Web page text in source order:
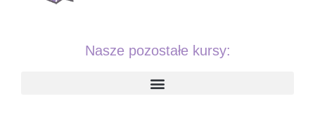
Nasze pozostałe kursy: